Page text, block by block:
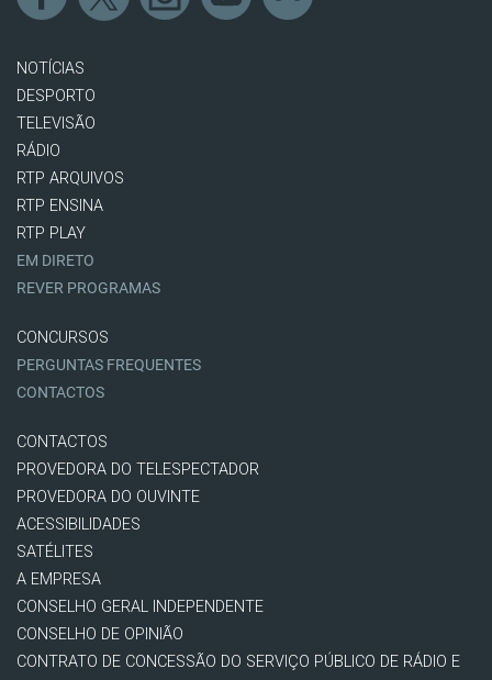
NOTÍCIAS
DESPORTO
TELEVISÃO
RÁDIO
RTP ARQUIVOS
RTP ENSINA
RTP PLAY
EM DIRETO
REVER PROGRAMAS
CONCURSOS
PERGUNTAS FREQUENTES
CONTACTOS
CONTACTOS
PROVEDORA DO TELESPECTADOR
PROVEDORA DO OUVINTE
ACESSIBILIDADES
SATÉLITES
A EMPRESA
CONSELHO GERAL INDEPENDENTE
CONSELHO DE OPINIÃO
CONTRATO DE CONCESSÃO DO SERVIÇO PÚBLICO DE RÁDIO E